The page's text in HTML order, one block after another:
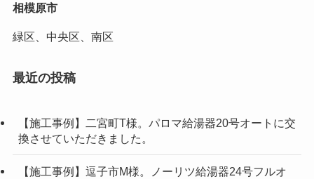
相模原市
緑区、中央区、南区
最近の投稿
【施工事例】二宮町T様。パロマ給湯器20号オートに交
換させていただきました。
【施工事例】逗子市M様。ノーリツ給湯器24号フルオ